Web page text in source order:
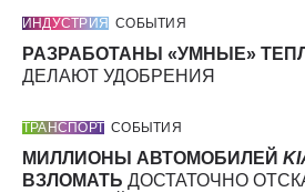
ИНДУСТРИЯ СОБЫТИЯ
РАЗРАБОТАНЫ «УМНЫЕ»
ДЕЛАЮТ УДОБРЕНИЯ
ТРАНСПОРТ СОБЫТИЯ
МИЛЛИОНЫ АВТОМОБИЛЕЙ
ВЗЛОМАТЬ ДОСТАТОЧНО